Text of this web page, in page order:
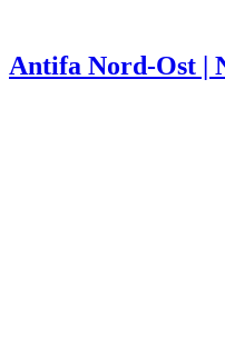
Antifa Nord-Ost |